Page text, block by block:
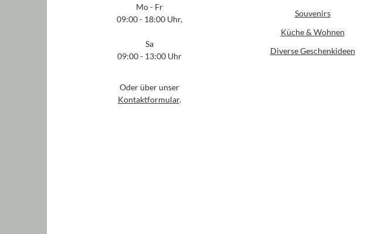
Mo - Fr
09:00 - 18:00 Uhr,
Sa
09:00 - 13:00 Uhr
Oder über unser
Kontaktformular.
Souvenirs
Küche & Wohnen
Diverse Geschenkideen